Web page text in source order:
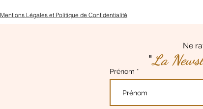
Mentions Légales et Politique de Confidentialité
Ne
"La
Prénom